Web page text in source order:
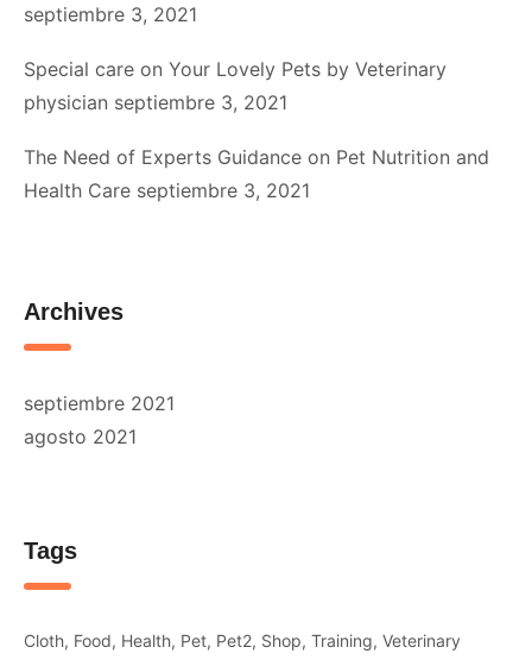
septiembre 3, 2021
Special care on Your Lovely Pets by Veterinary
physician septiembre 3, 2021
The Need of Experts Guidance on Pet Nutrition and
Health Care septiembre 3, 2021
Archives
septiembre 2021
agosto 2021
Tags
Cloth Food Health Pet Pet2 Shop Training Veterinary